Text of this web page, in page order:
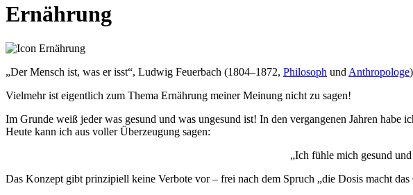
Ernährung
„Der Mensch ist, was er isst“, Ludwig Feuerbach (1804–1872, Philosoph und Anthropologe
Vielmehr ist eigentlich zum Thema Ernährung meiner Meinung nicht zu sagen!
Im Grunde weiß jeder was gesund und was ungesund ist! In den vergangenen Jahren
Heute kann ich aus voller Überzeugung sagen:
„Ich fühle mich gesund
Das Konzept gibt prinzipiell keine Verbote vor – frei nach dem Spruch „die Dosis macht das